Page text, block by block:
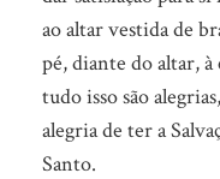
ao altar vestida de
pé, diante do altar, à
tudo isso são
alegria de ter a
Santo.